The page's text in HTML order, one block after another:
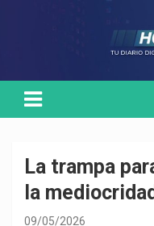
La trampa
la mediocridad
09/05/2026